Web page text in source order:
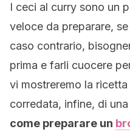
I ceci al curry sono un
veloce da preparare,
caso contrario,
prima e farli cuocere
vi mostreremo la
corredata, infine, di una
come preparare un